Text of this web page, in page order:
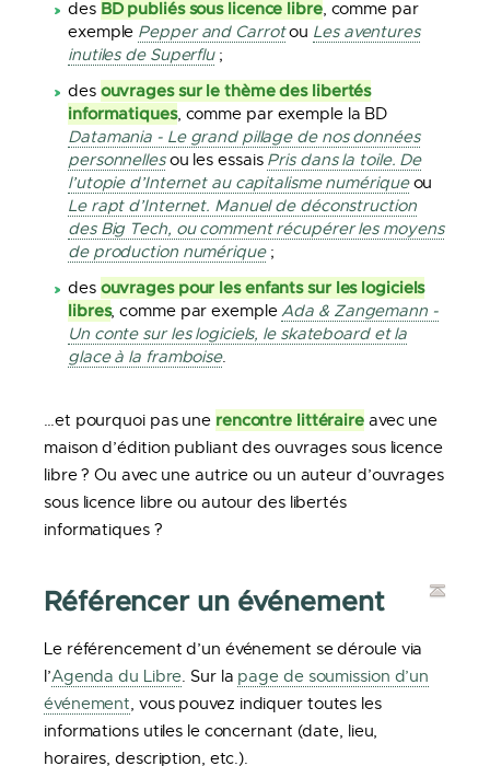
des BD publiés sous licence libre, comme par
exemple Pepper and Carrotou Les aventures
inutiles de Superflu;
des ouvrages sur le thème des libertés
informatiques, comme par exemple la BD
Datamania - Le grand pillage de nos données
personnellesou les essais Pris dans la toile. De
l’utopie d’Internet au capitalisme numériqueou
Le rapt d’Internet. Manuel de déconstruction
des Big Tech, ou comment récupérer les moyens
de production numérique;
des ouvrages pour les enfants sur les logiciels
libres, comme par exempleAda & Zangemann -
Un conte sur les logiciels, le skateboard et la
glace à la framboise.
…et pourquoi pas une rencontre littéraireavec une
maison d’édition publiant des ouvrages sous licence
libre ? Ou avec une autrice ou un auteur d’ouvrages
sous licence libre ou autour des libertés
informatiques ?
Référencer un événement
Le référencement d’un événement se déroule via
l’Agenda du Libre. Sur la page de soumission d’un
événement, vous pouvez indiquer toutes les
informations utiles le concernant (date, lieu,
horaires, description, etc.).